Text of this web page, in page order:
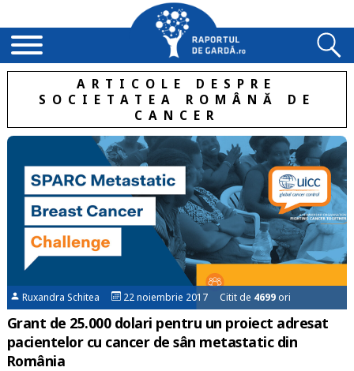
ARTICOLE DESPRE
SOCIETATEA ROMÂNĂ DE
CANCER
Ruxandra Schitea 22 noiembrie 2017 Citit de 4699 ori
Grant de 25.000 dolari pentru un proiect adresat
pacientelor cu cancer de sân metastatic din
România